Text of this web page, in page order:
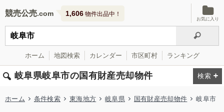
競売公売 1,606 物件出品中！
お気に入り
ホーム 地図検索 カレンダー 市区町村 ランキング
岐阜県岐阜市の国有財産売却物件
ホーム 条件検索 東海地方 岐阜県 国有財産売却物件 岐阜市